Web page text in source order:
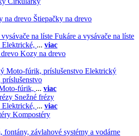
Štiepačky na drevo
Fukáre a vysávače na líste
Elektrické, ... viac
Kozy na drevo
Elektrický
fúrik, ... viac
Snežné frézy
Elektrické, ... viac
Kompostéry